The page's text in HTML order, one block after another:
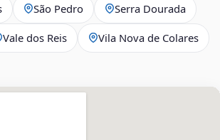
São Pedro Serra Dourada
Vale dos Reis Vila Nova de Colares